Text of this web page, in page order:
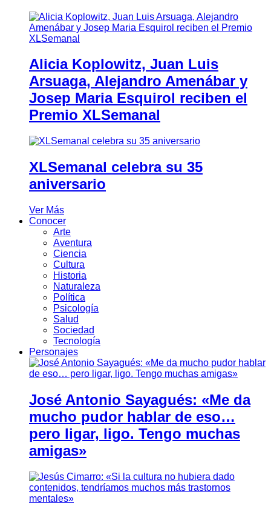
Alicia Koplowitz, Juan Luis
Arsuaga, Alejandro Amenábar y
Josep Maria Esquirol reciben el
Premio XLSemanal
XLSemanal celebra su 35
aniversario
Ver Más
Conocer
Arte
Aventura
Ciencia
Cultura
Historia
Naturaleza
Política
Psicología
Salud
Sociedad
Tecnología
Personajes
José Antonio Sayagués: «Me da
mucho pudor hablar de eso…
pero ligar, ligo. Tengo muchas
amigas»